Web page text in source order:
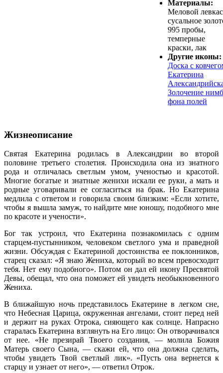
Материалы:
Меловой
сусальное
995 пробы,
темперные
краски, лак
Другие иконы:
Доска с
Екатерина
Золочение
фона полей
Жизнеописание
Святая Екатерина родилась в Александрии во второй
половине третьего столетия. Происходила она из знатного
рода и отличалась светлым умом, ученостью и красотой.
Многие богатые и знатные женихи искали ее руки, а мать и
родные уговаривали ее согласиться на брак. Но Екатерина
медлила с ответом и говорила своим близким: «Если хотите,
чтобы я вышла замуж, то найдите мне юношу, подобного мне
по красоте и учености».
Бог так устроил, что Екатерина познакомилась с одним
старцем-пустынником, человеком светлого ума и праведной
жизни. Обсуждая с Екатериной достоинства ее поклонников,
старец сказал: «Я знаю Жениха, который во всем превосходит
тебя. Нет ему подобного». Потом он дал ей икону Пресвятой
Девы, обещал, что она поможет ей увидеть необыкновенного
Жениха.
В ближайшую ночь представилось Екатерине в легком сне,
что Небесная Царица, окруженная ангелами, стоит перед ней
и держит на руках Отрока, сияющего как солнце. Напрасно
старалась Екатерина взглянуть на Его лицо: Он отворачивался
от нее. «Не презирай Твоего создания, — молила Божия
Матерь своего Сына, — скажи ей, что она должна сделать,
чтобы увидеть Твой светлый лик». «Пусть она вернется к
старцу и узнает от него», — ответил Отрок.